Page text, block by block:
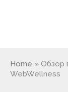
Home » Обзор
WebWellness